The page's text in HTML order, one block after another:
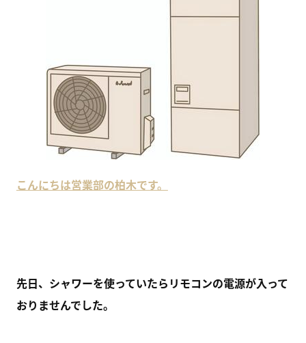
こんにちは営業部の柏木です。
先日、シャワーを使っていたらリモコンの電源が入って
おりませんでした。